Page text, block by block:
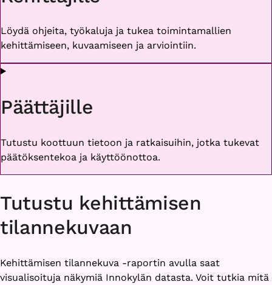
Löydä ohjeita, työkaluja ja tukea toimintamallien
kehittämiseen, kuvaamiseen ja arviointiin.
Päättäjille
Tutustu koottuun tietoon ja ratkaisuihin, jotka tukevat
päätöksentekoa ja käyttöönottoa.
Tutustu kehittämisen
tilannekuvaan
Kehittämisen tilannekuva -raportin avulla saat
visualisoituja näkymiä Innokylän datasta. Voit tutkia mitä